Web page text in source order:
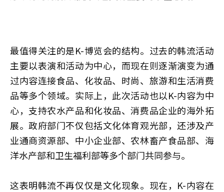
最值得关注的是K-博览会的结构。过去的韩流活动
主要以表演和活动为中心，而现在则逐渐演变为通
过内容连接食品、化妆品、时尚、旅游和生活消费
品等多个领域。实际上，此次活动也以K-内容为中
心，支持农水产品和化妆品、消费品企业的海外拓
展。政府部门不仅包括文化体育观光部，还涉及产
业通商资源部、中小企业部、农林畜产食品部、海
洋水产部和卫生福利部等多个部门共同参与。
这表明韩流不再仅仅是文化现象。现在，K-内容在